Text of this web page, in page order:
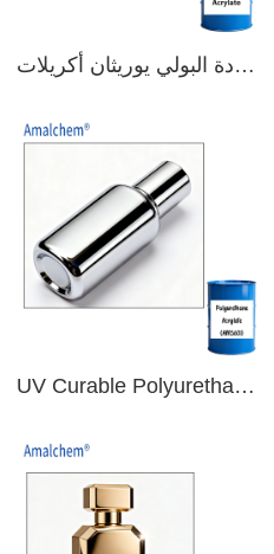
أعلى جودة البولي يوريثان أكريلات Oligomer, Offers Balanced Hardness and Wettability for Vacuum Plating (باللغة الإنجليزية)
UV Curable Polyurethane Acrylate Resin for Vm Plating